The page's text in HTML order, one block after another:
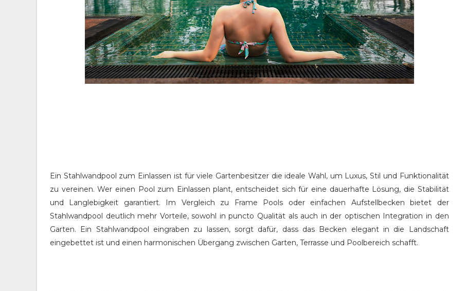
Ein Stahlwandpool zum Einlassen ist für viele Gartenbesitzer die ideale Wahl, um Luxus, Stil und Funktionalität
zu vereinen. Wer einen Pool zum Einlassen plant, entscheidet sich für eine dauerhafte Lösung, die Stabilität
und Langlebigkeit garantiert. Im Vergleich zu Frame Pools oder einfachen Aufstellbecken bietet der
Stahlwandpool deutlich mehr Vorteile, sowohl in puncto Qualität als auch in der optischen Integration in den
Garten. Ein Stahlwandpool eingraben zu lassen, sorgt dafür, dass das Becken elegant in die Landschaft
eingebettet ist und einen harmonischen Übergang zwischen Garten, Terrasse und Poolbereich schafft.